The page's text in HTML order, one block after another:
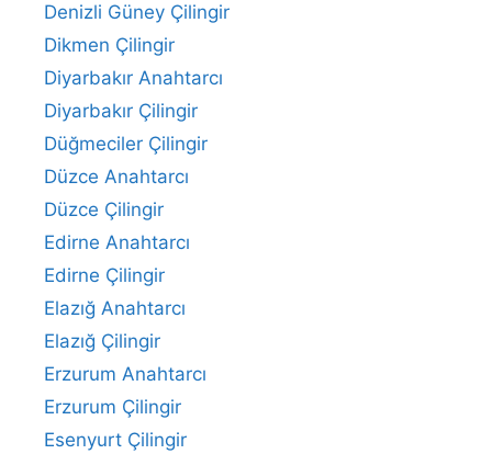
Denizli Güney Çilingir
Dikmen Çilingir
Diyarbakır Anahtarcı
Diyarbakır Çilingir
Düğmeciler Çilingir
Düzce Anahtarcı
Düzce Çilingir
Edirne Anahtarcı
Edirne Çilingir
Elazığ Anahtarcı
Elazığ Çilingir
Erzurum Anahtarcı
Erzurum Çilingir
Esenyurt Çilingir